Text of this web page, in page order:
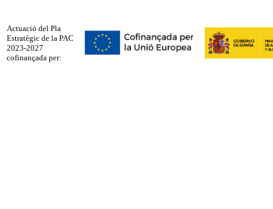
Actuació del Pla
Estratègic de la PAC
2023-2027
cofinançada per: